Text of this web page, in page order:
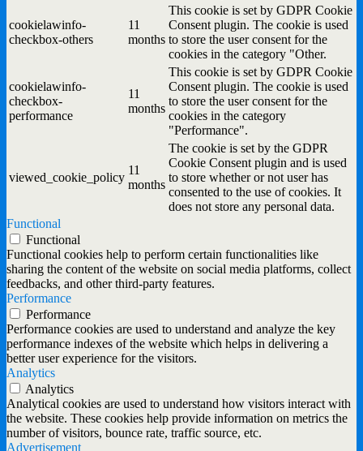
cookielawinfo-
checkbox-others
11
months
This cookie is set by GDPR Cookie
Consent plugin. The cookie is used
to store the user consent for the
cookies in the category "Other.
cookielawinfo-
checkbox-
performance
11
months
This cookie is set by GDPR Cookie
Consent plugin. The cookie is used
to store the user consent for the
cookies in the category
"Performance".
viewed_cookie_policy
11
months
The cookie is set by the GDPR
Cookie Consent plugin and is used
to store whether or not user has
consented to the use of cookies. It
does not store any personal data.
Functional
Functional
Functional cookies help to perform certain functionalities like
sharing the content of the website on social media platforms, collect
feedbacks, and other third-party features.
Performance
Performance
Performance cookies are used to understand and analyze the key
performance indexes of the website which helps in delivering a
better user experience for the visitors.
Analytics
Analytics
Analytical cookies are used to understand how visitors interact with
the website. These cookies help provide information on metrics the
number of visitors, bounce rate, traffic source, etc.
Advertisement